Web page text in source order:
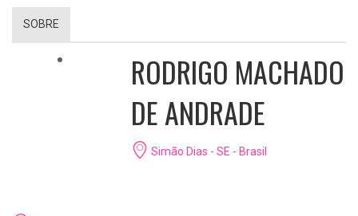
SOBRE
RODRIGO MACHADO
DE ANDRADE
Simão Dias - SE - Brasil